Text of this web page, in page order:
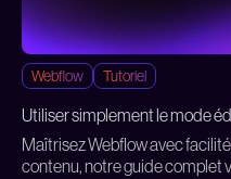
Webflow Tutoriel
Utiliser simplement le mode
Maîtrisez Webflow avec
contenu, notre guide complet